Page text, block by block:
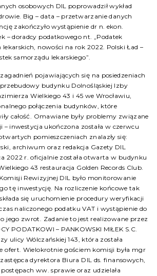
osobowych DIL poprowadził wykład
Big – data – przetwarzanie danych
zakończyło wystąpienie dr n. ekon.
– doradcy podatkowego nt. „Podatek
nowości na rok 2022. Polski Ład –
samorządu lekarskiego”.
pojawiających się na posiedzeniach
budynku Dolnośląskiej Izby
Wielkiego 43 i 45 we Wrocławiu,
połączenia budynków, które
całość. Omawiane były problemy związane
– inwestycja ukończona została w czerwcu
pomieszczeniach znalazły się:
archiwum oraz redakcja Gazety DIL
2022 r. oficjalnie została otwarta w budynku
43 restauracja Golden Records Club.
Rewizyjnej DIL było monitorowanie
tę inwestycję. Na rozliczenie końcowe tak
się uruchomienie procedury weryfikacji
naliczonego podatku VAT i wystąpienie do
jego zwrot. Zadanie to jest realizowane przez
PODATKOWI – PANKOWSKI MIŁEK S.C.
ulicy Wólczańskiej 143, która została
ofert. Wielokrotnie gościem komisji była mgr
dyrektora Biura DIL ds. finansowych,
ww. sprawie oraz udzielała